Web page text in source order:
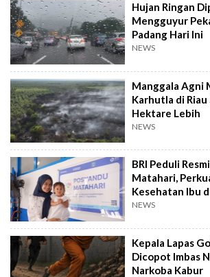
Hujan Ringan
Mengguyur
Padang Hari Ini
NEWS
Manggala Agni
Karhutla di Riau
Hektare Lebih
NEWS
BRI Peduli
Matahari,
Kesehatan Ibu
NEWS
Kepala Lapas
Dicopot Imbas
Narkoba Kabur